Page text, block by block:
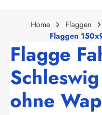
Home Flaggen
Flaggen
Flagge
ohne